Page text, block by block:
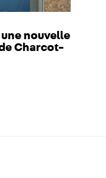
nouvelle
Charcot-